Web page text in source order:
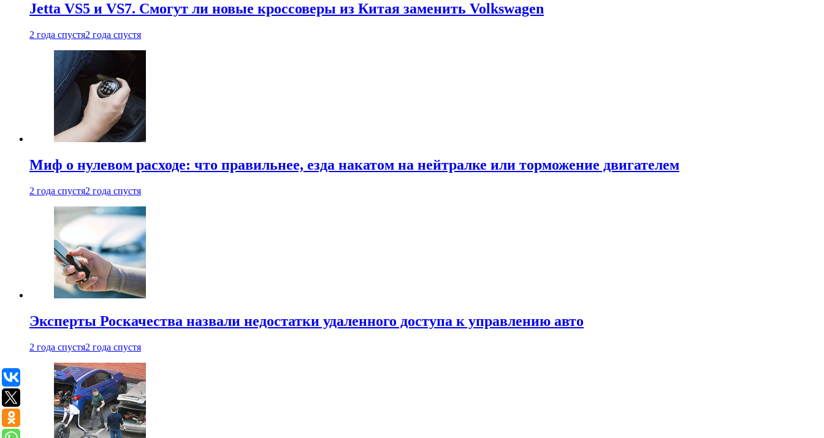
Jetta VS5 и VS7. Смогут ли новые кроссоверы из Китая заменить Volkswagen
2 года спустя2 года спустя
Миф о нулевом расходе: что правильнее, езда накатом на нейтралке или торможение двигателем
2 года спустя2 года спустя
Эксперты Роскачества назвали недостатки удаленного доступа к управлению авто
2 года спустя2 года спустя